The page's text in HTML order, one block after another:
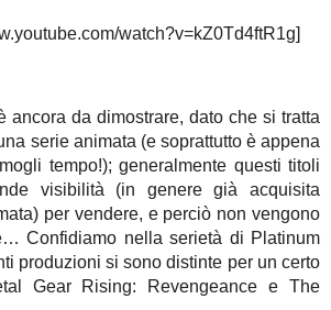
watch?v=kZ0Td4ftR1g]
ancora da dimostrare, dato che si tratta
serie animata (e soprattutto è appena
tempo!); generalmente questi titoli
visibilità (in genere già acquisita
per vendere, e perciò non vengono
Confidiamo nella serietà di Platinum
produzioni si sono distinte per un certo
Gear Rising: Revengeance e The